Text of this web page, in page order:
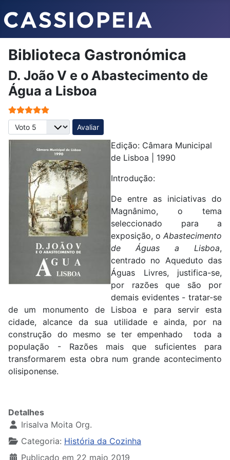
Biblioteca Gastronómica
D. João V e o Abastecimento de
Água a Lisboa
Votos do utilizador:
Avalie, por favor
Edição: Câmara Municipal
de Lisboa | 1990
Introdução:
De entre as iniciativas do
Magnânimo, o tema
seleccionado para a
exposição, o Abastecimento
de Águas a Lisboa,
centrado no Aqueduto das
Águas Livres, justifica-se,
por razões que são por
demais evidentes - tratar-se
de um monumento de Lisboa e para servir esta
cidade, alcance da sua utilidade e ainda, por na
construção do mesmo se ter empenhado toda a
população - Razões mais que suficientes para
transformarem esta obra num grande acontecimento
olisiponense.
Detalhes
Irisalva Moita Org.
Categoria: História da Cozinha
Publicado em 22 maio 2019